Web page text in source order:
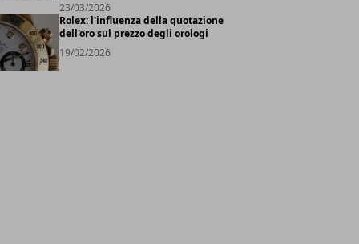
23/03/2026
Rolex: l'influenza della quotazione
dell'oro sul prezzo degli orologi
19/02/2026